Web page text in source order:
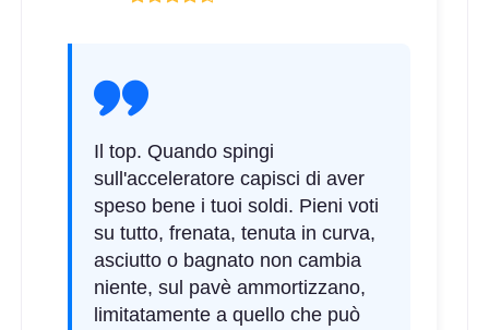
Il top. Quando spingi
sull'acceleratore capisci di aver
speso bene i tuoi soldi. Pieni voti
su tutto, frenata, tenuta in curva,
asciutto o bagnato non cambia
niente, sul pavè ammortizzano,
limitatamente a quello che può